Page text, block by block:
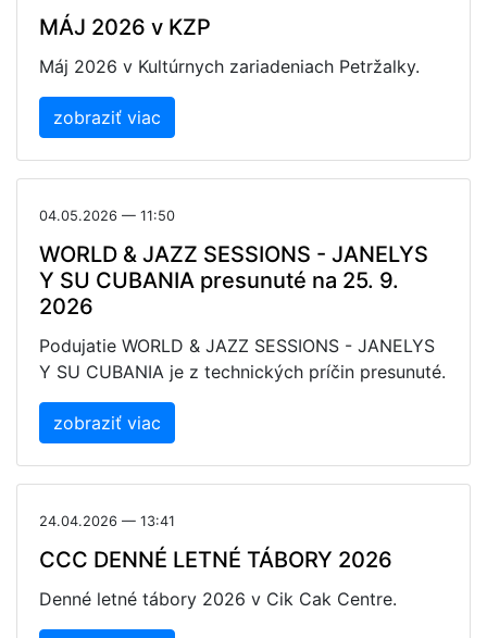
MÁJ 2026 v KZP
Máj 2026 v Kultúrnych zariadeniach Petržalky.
zobraziť viac
04.05.2026 — 11:50
WORLD & JAZZ SESSIONS - JANELYS
Y SU CUBANIA presunuté na 25. 9.
2026
Podujatie WORLD & JAZZ SESSIONS - JANELYS
Y SU CUBANIA je z technických príčin presunuté.
zobraziť viac
24.04.2026 — 13:41
CCC DENNÉ LETNÉ TÁBORY 2026
Denné letné tábory 2026 v Cik Cak Centre.